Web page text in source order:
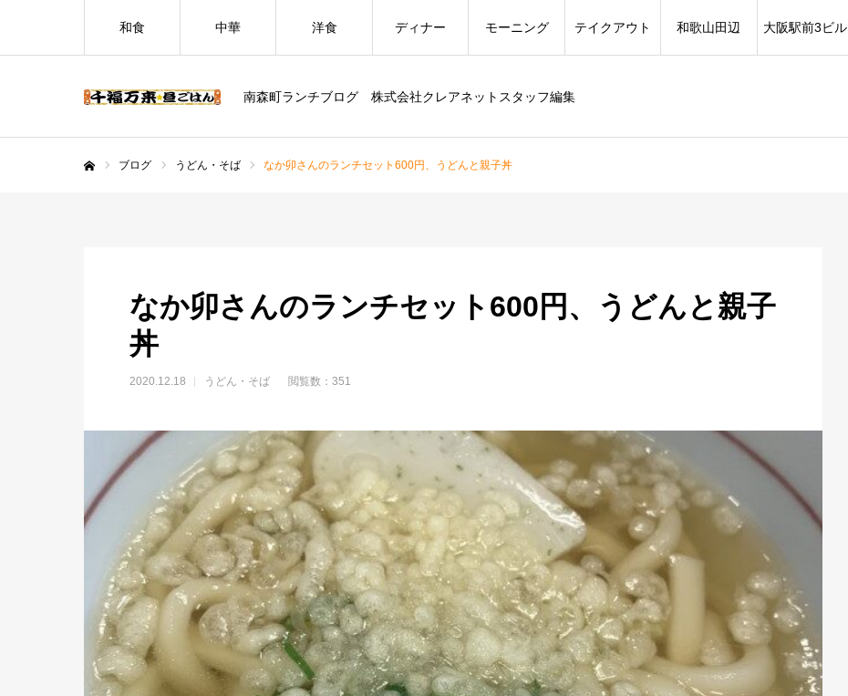
南森町ランチブログ 株式会社クレアネットスタッフ編集
和食 中華 洋食 ディナー モーニング テイクアウト 和歌山田辺 大阪駅前3ビル
ブログ うどん・そば なか卯さんのランチセット600円、うどんと親子丼
なか卯さんのランチセット600円、うどんと親子
丼
2020.12.18 うどん・そば 閲覧数：351